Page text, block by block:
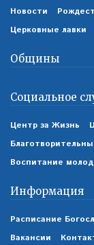
Новости
Церковные лавки
Общины
Социальное
Центр за Жизнь
Воспитание
Информация
Расписание
Вакансии